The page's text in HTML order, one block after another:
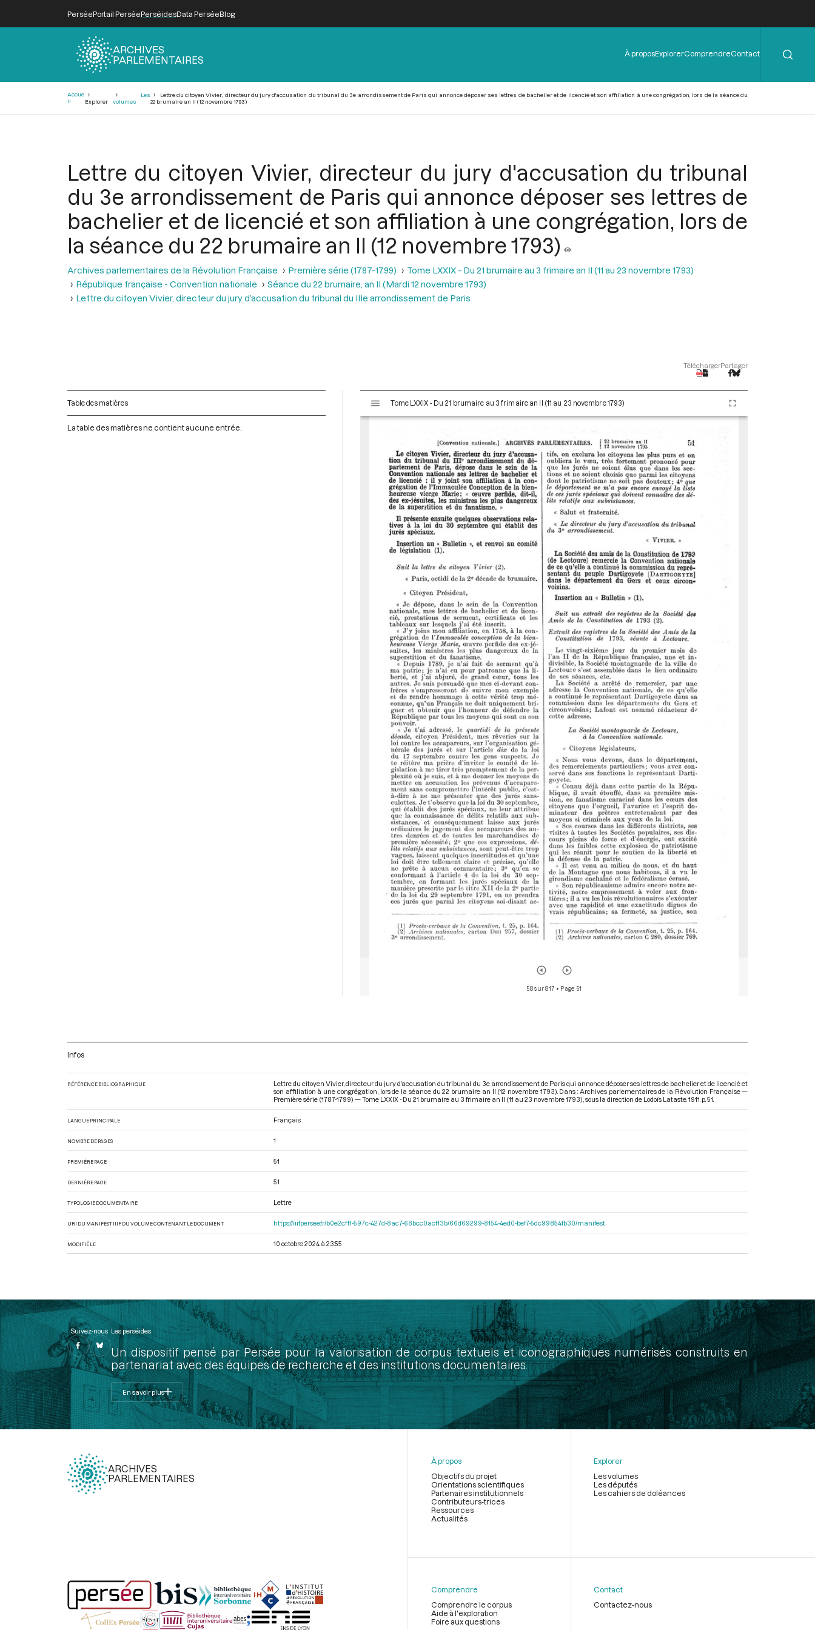
PerséePortail PerséePerséidesData PerséeBlog
ARCHIVES
PARLEMENTAIRES
Menu
de
À proposExplorerComprendreContact
Accue
il
Explorer
Les
volumes
Lettre du citoyen Vivier, directeur du jury d'accusation du tribunal du 3e arrondissement de Paris qui annonce déposer ses lettres de bachelier et de licencié et son affiliation à une congrégation, lors de la séance du
22 brumaire an II (12 novembre 1793)
Lettre du citoyen Vivier, directeur du jury d'accusation du tribunal
du 3e arrondissement de Paris qui annonce déposer ses lettres de
bachelier et de licencié et son affiliation à une congrégation, lors de
la séance du 22 brumaire an II (12 novembre 1793)
Archives parlementaires de la Révolution Française Première série (1787-1799)
Tome LXXIX - Du 21 brumaire au 3 frimaire an II (11 au 23 novembre 1793)
République française - Convention nationale
Séance du 22 brumaire, an II (Mardi 12 novembre 1793)
Lettre du citoyen Vivier, directeur du jury d’accusation du tribunal du IIIe arrondissement de Paris
TéléchargerPartager
Table des matières
La table des matières ne contient aucune entrée.
s
Tome LXXIX - Du 21 brumaire au 3 frimaire an II (11 au 23 novembre 1793)
58 sur 817 • Page 51
Infos
RÉFÉRENCE BIBLIOGRAPHIQUE
Lettre du citoyen Vivier, directeur du jury d'accusation du tribunal du 3e arrondissement de Paris qui annonce déposer ses lettres de bachelier et de licencié et
son affiliation à une congrégation, lors de la séance du 22 brumaire an II (12 novembre 1793). Dans : Archives parlementaires de la Révolution Française —
Première série (1787-1799) — Tome LXXIX - Du 21 brumaire au 3 frimaire an II (11 au 23 novembre 1793) , sous la direction de Lodoïs Lataste. 1911. p. 51.
LANGUE PRINCIPALE Français
NOMBRE DE PAGES 1
PREMIÈRE PAGE 51
DERNIÈRE PAGE 51
TYPOLOGIE DOCUMENTAIRE Lettre
URI DU MANIFEST IIIF DU VOLUME CONTENANT LE DOCUMENT https://iiif.persee.fr/b0e2cf11-597c-427d-8ac7-68bcc0acf13b/66d69299-8154-4ed0-bef7-5dc99854fb30/manifest
MODIFIÉ LE 10 octobre 2024 à 23:55
Suivez-nous Les perséides
Un dispositif pensé par Persée pour la valorisation de corpus textuels et iconographiques numérisés construits en
partenariat avec des équipes de recherche et des institutions documentaires.
En savoir plus
ARCHIVES
PARLEMENTAIRES
page
À propos
Objectifs du projet
Orientations scientifiques
Partenaires institutionnels
Contributeurs-trices
Ressources
Actualités
Explorer
Les volumes
Les députés
Les cahiers de doléances
Comprendre
Comprendre le corpus
Aide à l'exploration
Foire aux questions
Contact
Contactez-nous